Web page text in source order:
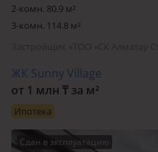
2-комн. 80.9 м²
3-комн. 114.8 м²
ЖК Sunny Village
от 1 млн ₸ за м²
Ипотека
Сдан в эксплуатацию